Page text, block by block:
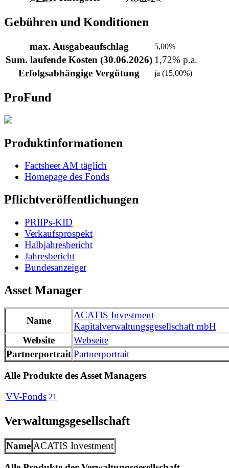
Gebühren und Konditionen
max. Ausgabeaufschlag 5,00%
Sum. laufende Kosten (30.06.2026) 1,72% p.a.
Erfolgsabhängige Vergütung
ja (15,00%)
ProFund
Produktinformationen
Factsheet AM täglich
Homepage des Fonds
Pflichtveröffentlichungen
PRIIPs-KID
Verkaufsprospekt
Halbjahresbericht
Jahresbericht
Bundesanzeiger
Asset Manager
Name
ACATIS Investment
Kapitalverwaltungsgesellschaft mbH
Website
Webseite
Partnerportrait Partnerportrait
Alle Produkte des Asset Managers
VV-Fonds 21
Verwaltungsgesellschaft
Name ACATIS Investment